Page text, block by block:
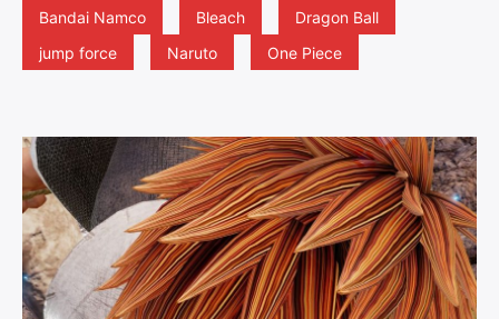
Bandai Namco Bleach
Dragon Ball
jump force
Naruto One Piece